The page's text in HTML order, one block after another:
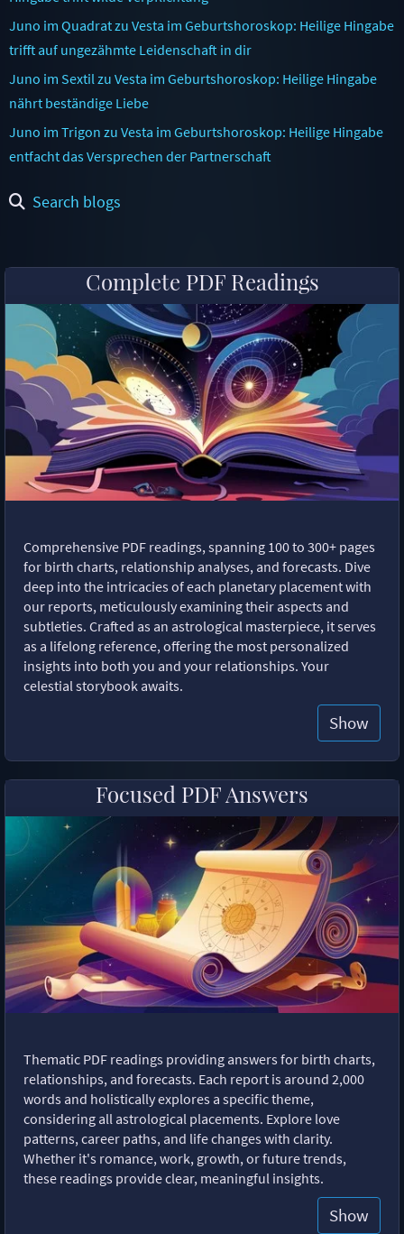
Juno im Quadrat zu Vesta im Geburtshoroskop: Heilige Hingabe
trifft auf ungezähmte Leidenschaft in dir
Juno im Sextil zu Vesta im Geburtshoroskop: Heilige Hingabe
nährt beständige Liebe
Juno im Trigon zu Vesta im Geburtshoroskop: Heilige Hingabe
entfacht das Versprechen der Partnerschaft
Search blogs
Complete PDF Readings
Comprehensive PDF readings, spanning 100 to 300+ pages
for birth charts, relationship analyses, and forecasts. Dive
deep into the intricacies of each planetary placement with
our reports, meticulously examining their aspects and
subtleties. Crafted as an astrological masterpiece, it serves
as a lifelong reference, offering the most personalized
insights into both you and your relationships. Your
celestial storybook awaits.
Show
Focused PDF Answers
Thematic PDF readings providing answers for birth charts,
relationships, and forecasts. Each report is around 2,000
words and holistically explores a specific theme,
considering all astrological placements. Explore love
patterns, career paths, and life changes with clarity.
Whether it's romance, work, growth, or future trends,
these readings provide clear, meaningful insights.
Show